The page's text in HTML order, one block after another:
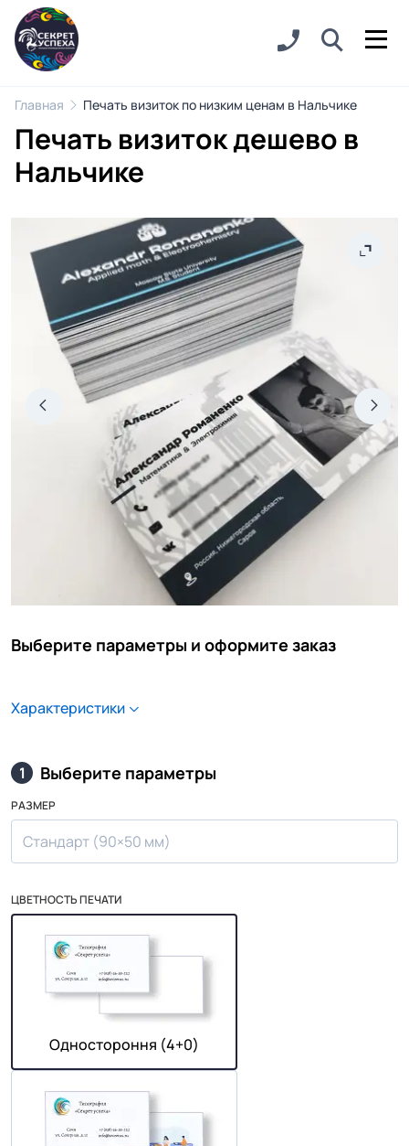
Главная Печать визиток по низким ценам в Нальчике
Печать визиток дешево в
Нальчике
Выберите параметры и оформите заказ
Характеристики
1 Выберите параметры
РАЗМЕР
Стандарт (90×50 мм)
ЦВЕТНОСТЬ ПЕЧАТИ
Одностороння (4+0)